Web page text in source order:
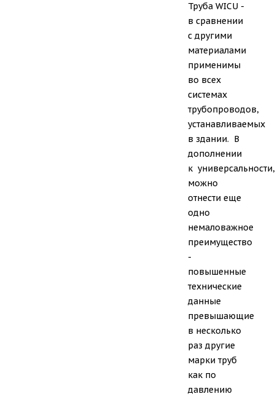
Труба WICU -
в сравнении
с другими
материалами
применимы
во всех
системах
трубопроводов,
устанавливаемых
в здании. В
дополнении
к универсальности,
можно
отнести еще
одно
немаловажное
преимущество
-
повышенные
технические
данные
превышающие
в несколько
раз другие
марки труб
как по
давлению